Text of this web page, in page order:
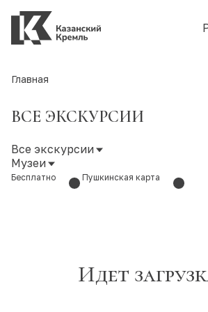
Главная
ВСЕ ЭКСКУРСИИ
Все экскурсии
Музеи
Бесплатно Пушкинская карта
Идет